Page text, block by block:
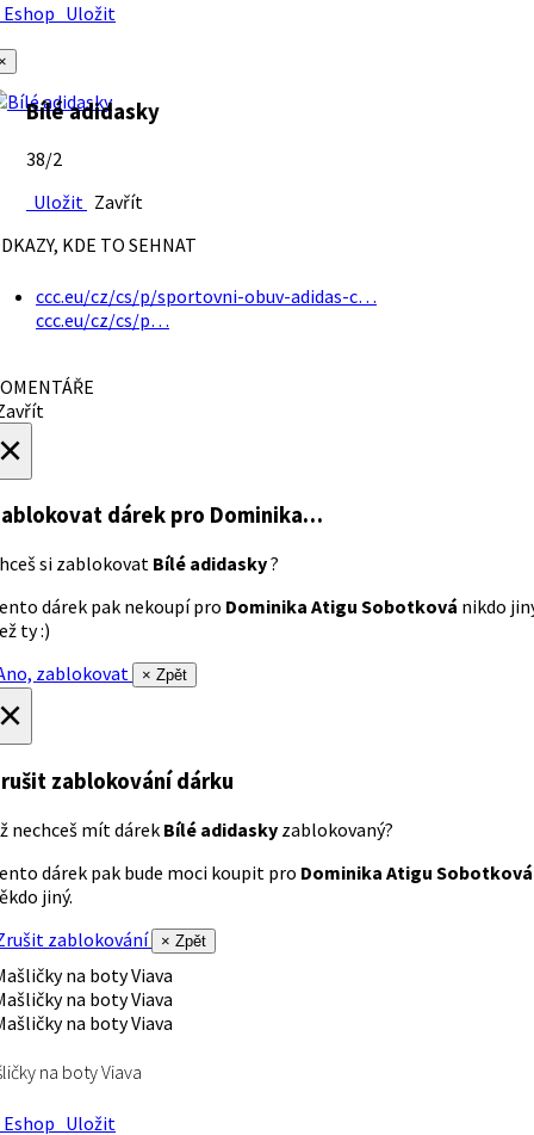
Uložit
Bílé adidasky
38/2
Uložit Zavřít
KDE TO SEHNAT
ccc.eu/cz/cs/p/sportovni-obuv-adidas-c…
ccc.eu/cz/cs/p…
dárek pro Dominika…
si zablokovat Bílé adidasky?
dárek pak nekoupí pro Dominika Atigu Sobotková nikdo
ty :)
zablokovat
× Zpět
zablokování dárku
nechceš mít dárek Bílé adidasky zablokovaný?
dárek pak bude moci koupit pro Dominika Atigu Sobotková
jiný.
zablokování
× Zpět
na boty Viava
Uložit